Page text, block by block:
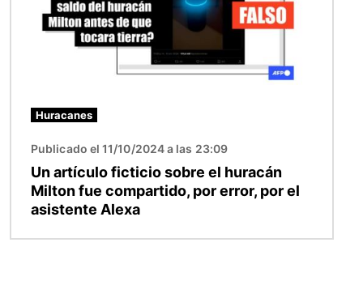
Huracanes
Publicado el 11/10/2024 a las 23:09
Un artículo ficticio sobre el huracán
Milton fue compartido, por error, por el
asistente Alexa